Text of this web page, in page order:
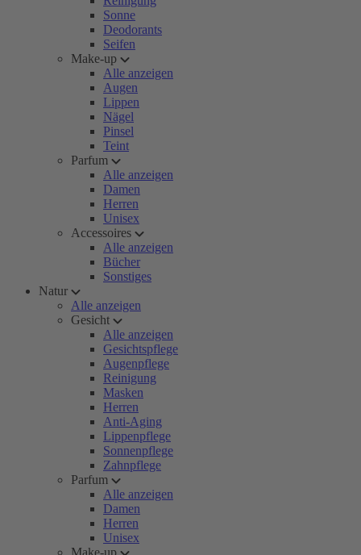
Sonne
Deodorants
Seifen
Make-up
Alle anzeigen
Augen
Lippen
Nägel
Pinsel
Teint
Parfum
Alle anzeigen
Damen
Herren
Unisex
Accessoires
Alle anzeigen
Bücher
Sonstiges
Natur
Alle anzeigen
Gesicht
Alle anzeigen
Gesichtspflege
Augenpflege
Reinigung
Masken
Herren
Anti-Aging
Lippenpflege
Sonnenpflege
Zahnpflege
Parfum
Alle anzeigen
Damen
Herren
Unisex
Make-up